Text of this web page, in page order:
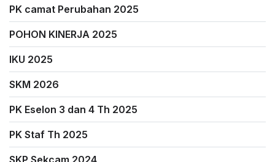
PK camat Perubahan 2025
POHON KINERJA 2025
IKU 2025
SKM 2026
PK Eselon 3 dan 4 Th 2025
PK Staf Th 2025
SKP Sekcam 2024